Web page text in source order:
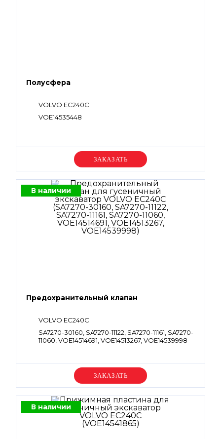
Полусфера
VOLVO EC240C
VOE14535448
Уточняйте цену
В наличии
Предохранительный клапан
VOLVO EC240C
SA7270-30160, SA7270-11122, SA7270-11161, SA7270-
11060, VOE14514691, VOE14513267, VOE14539998
Уточняйте цену
В наличии